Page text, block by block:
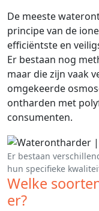
De meeste
principe van de
efficiëntste en
Er bestaan nog
maar die zijn vaak
omgekeerde
ontharden met
consumenten.
Er bestaan
hun specifieke
Welke
er?